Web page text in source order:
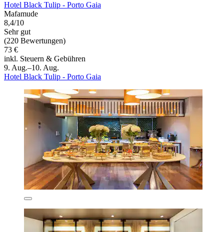
Hotel Black Tulip - Porto Gaia
Mafamude
8,4/10
Sehr gut
(220 Bewertungen)
73 €
inkl. Steuern & Gebühren
9. Aug.–10. Aug.
Hotel Black Tulip - Porto Gaia